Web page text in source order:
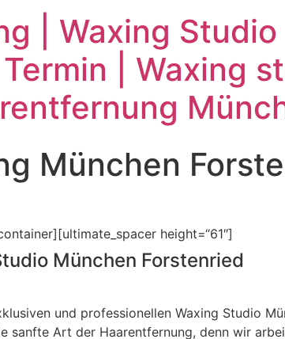
| Waxing
| Waxing
München
height=“61″]
München Forstenried
und professionellen Waxing Studio
sanfte Art der Haarentfernung, denn wir